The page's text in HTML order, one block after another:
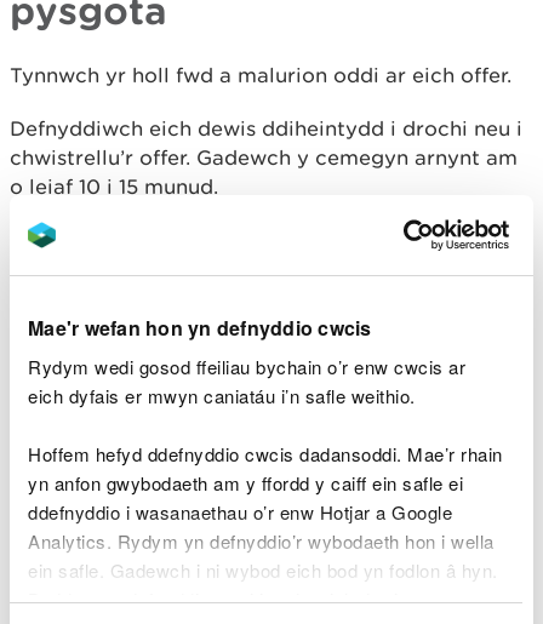
Mae'r wefan hon yn defnyddio cwcis
Rydym wedi gosod ffeiliau bychain o’r enw cwcis ar
eich dyfais er mwyn caniatáu i’n safle weithio.
Hoffem hefyd ddefnyddio cwcis dadansoddi. Mae’r rhain
yn anfon gwybodaeth am y ffordd y caiff ein safle ei
ddefnyddio i wasanaethau o’r enw Hotjar a Google
Analytics. Rydym yn defnyddio’r wybodaeth hon i wella
ein safle. Gadewch i ni wybod eich bod yn fodlon â hyn.
Byddwn yn defnyddio cwci i gadw eich dewis.
pysgota
Tynnwch yr holl fwd a malurion oddi ar eich offer.
Defnyddiwch eich dewis ddiheintydd i drochi neu i
chwistrellu’r offer. Gadewch y cemegyn arnynt am
o leiaf 10 i 15 munud.
Rinsiwch y diheintydd i ffwrdd gyda dŵr glân.
Cofiwch gael gwared o’r diheintydd a
amgylchedd - peidiwch byth â'i arllwys i ddŵr sy'n
cynnwys pysgod neu fywyd dyfrol arall.
Mae rhai diheintyddion yn gallu cynnwys cemegau
cynnyrch a chyfarwyddiadau'r gwneuthurwr.
Gwisgwch ddillad ac offer amddiffynnol pan
fyddwch yn gwanhau diheintyddion er mwyn
diogelu eich llygaid a'ch croen. Os ydych yn ansicr,
gofynnwch am gyngor gan y cyflenwyr. Hefyd,